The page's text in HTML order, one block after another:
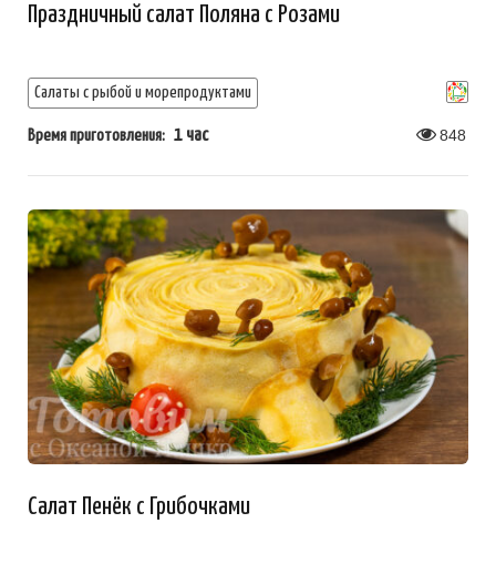
Праздничный салат Поляна с Розами
Салаты с рыбой и морепродуктами
Время приготовления: 1 час 848
Салат Пенёк с Грибочками